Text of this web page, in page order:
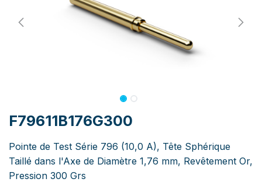
F79611B176G300
Pointe de Test Série 796 (10,0 A), Tête Sphérique
Taillé dans l'Axe de Diamètre 1,76 mm, Revêtement Or,
Pression 300 Grs